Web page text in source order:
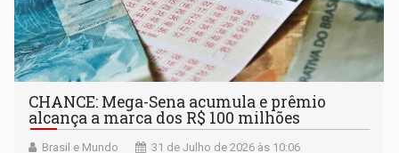
CHANCE: Mega-Sena acumula e prêmio
alcança a marca dos R$ 100 milhões
Brasil e Mundo 31 de Julho de 2026 às 10:06